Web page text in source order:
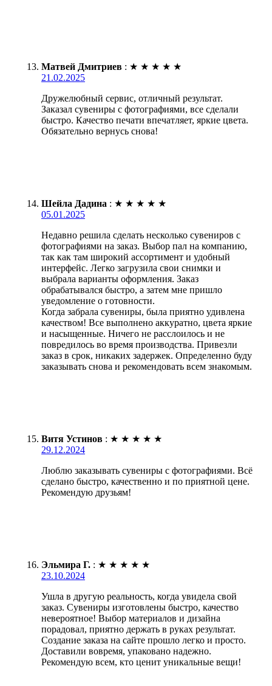
Матвей Дмитриев : ★ ★ ★ ★ ★
21.02.2025
Дружелюбный сервис, отличный результат.
Заказал сувениры с фотографиями, все сделали
быстро. Качество печати впечатляет, яркие цвета.
Обязательно вернусь снова!
Шейла Дадина : ★ ★ ★ ★ ★
05.01.2025
Недавно решила сделать несколько сувениров с
фотографиями на заказ. Выбор пал на компанию,
так как там широкий ассортимент и удобный
интерфейс. Легко загрузила свои снимки и
выбрала варианты оформления. Заказ
обрабатывался быстро, а затем мне пришло
уведомление о готовности.
Когда забрала сувениры, была приятно удивлена
качеством! Все выполнено аккуратно, цвета яркие
и насыщенные. Ничего не расслоилось и не
повредилось во время производства. Привезли
заказ в срок, никаких задержек. Определенно буду
заказывать снова и рекомендовать всем знакомым.
Витя Устинов : ★ ★ ★ ★ ★
29.12.2024
Люблю заказывать сувениры с фотографиями. Всё
сделано быстро, качественно и по приятной цене.
Рекомендую друзьям!
Эльмира Г. : ★ ★ ★ ★ ★
23.10.2024
Ушла в другую реальность, когда увидела свой
заказ. Сувениры изготовлены быстро, качество
невероятное! Выбор материалов и дизайна
порадовал, приятно держать в руках результат.
Создание заказа на сайте прошло легко и просто.
Доставили вовремя, упаковано надежно.
Рекомендую всем, кто ценит уникальные вещи!